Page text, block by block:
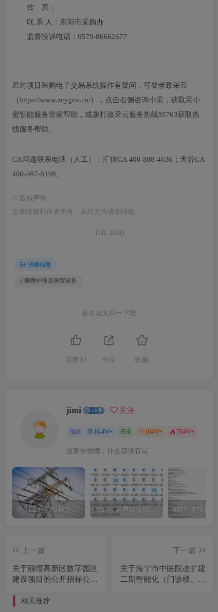
传 真：
联 系 人：东阳市采购办
监督投诉电话：0579-86662677
若对项目采购电子交易系统操作有疑问，可登录政采云
（https://www.zcygov.cn/），点击右侧咨询小采，获取采小
蜜智能服务管家帮助，或拨打政采云服务热线95763获取热
线服务帮助。
CA问题联系电话（人工）：汇信CA 400-888-4636；天谷CA
400-087-8198。
©
版权声明
文章版权归作者所有，未经允许请勿转载。
THE END
招标信息
# 病房护理及医院设备
喜欢就支持一下吧
点赞 13 分享 收藏
jimi 关注
0 16.4W+ 0 164W+ 764W+
这家伙很懒，什么都没有写...
电力工程招投标方案模板 it软件类投标
上一篇
关于丽缙高新区数字园区
建设项目的公开招标公告
公司]
下一篇
关于海宁市中医院改扩建
二期智能化（门诊楼、老
相关推荐